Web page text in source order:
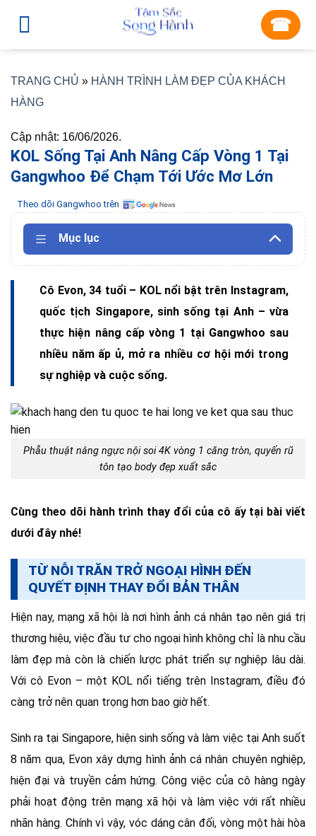
☎︎
TRANG CHỦ » HÀNH TRÌNH LÀM ĐẸP CỦA KHÁCH
HÀNG
Cập nhật: 16/06/2026.
KOL Sống Tại Anh Nâng Cấp Vòng 1 Tại
Gangwhoo Để Chạm Tới Ước Mơ Lớn
Theo dõi Gangwhoo trên
Mục lục
Cô Evon, 34 tuổi – KOL nổi bật trên Instagram,
quốc tịch Singapore, sinh sống tại Anh – vừa
thực hiện nâng cấp vòng 1 tại Gangwhoo sau
nhiều năm ấp ủ, mở ra nhiều cơ hội mới trong
sự nghiệp và cuộc sống.
Phẫu thuật nâng ngực nội soi 4K vòng 1 căng tròn, quyến rũ
tôn tạo body đẹp xuất sắc
Cùng theo dõi hành trình thay đổi của cô ấy tại bài viết
dưới đây nhé!
TỪ NỖI TRĂN TRỞ NGOẠI HÌNH ĐẾN
QUYẾT ĐỊNH THAY ĐỔI BẢN THÂN
Hiện nay, mạng xã hội là nơi hình ảnh cá nhân tạo nên giá trị
thương hiệu, việc đầu tư cho ngoại hình không chỉ là nhu cầu
làm đẹp mà còn là chiến lược phát triển sự nghiệp lâu dài.
Với cô Evon – một KOL nổi tiếng trên Instagram, điều đó
càng trở nên quan trọng hơn bao giờ hết.
Sinh ra tại Singapore, hiện sinh sống và làm việc tại Anh suốt
8 năm qua, Evon xây dựng hình ảnh cá nhân chuyên nghiệp,
hiện đại và truyền cảm hứng. Công việc của cô hàng ngày
phải hoạt động trên mạng xã hội và làm việc với rất nhiều
nhãn hàng. Chính vì vậy, vóc dáng cân đối, vòng một hài hòa